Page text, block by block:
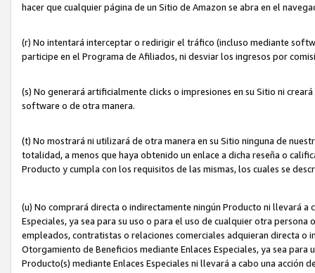
hacer que cualquier página de un Sitio de Amazon se abra en el
(r) No intentará interceptar o redirigir el tráfico (incluso mediante
participe en el Programa de Afiliados, ni desviar los ingresos por
(s) No generará artificialmente clicks o impresiones en su Sitio ni
software o de otra manera.
(t) No mostrará ni utilizará de otra manera en su Sitio ninguna de
totalidad, a menos que haya obtenido un enlace a dicha reseña o
Producto y cumpla con los requisitos de las mismas, los cuales se
(u) No comprará directa o indirectamente ningún Producto ni llevará a
Especiales, ya sea para su uso o para el uso de cualquier otra
empleados, contratistas o relaciones comerciales adquieran directa o
Otorgamiento de Beneficios mediante Enlaces Especiales, ya sea
Producto(s) mediante Enlaces Especiales ni llevará a cabo una